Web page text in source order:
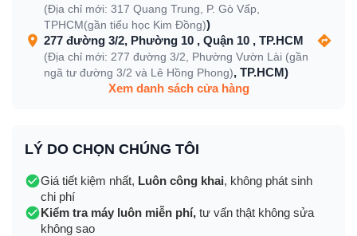
(Địa chỉ mới: 317 Quang Trung, P. Gò Vấp,
TPHCM(gần tiểu học Kim Đồng))
277 đường 3/2, Phường 10 , Quận 10 , TP.HCM
(Địa chỉ mới: 277 đường 3/2, Phường Vườn Lài (gần
ngã tư đường 3/2 và Lê Hồng Phong), TP.HCM)
Xem danh sách cửa hàng
LÝ DO CHỌN CHÚNG TÔI
Giá tiết kiệm nhất, Luôn công khai, không phát sinh
chi phí
Kiểm tra máy luôn miễn phí, tư vấn thật không sửa
không sao